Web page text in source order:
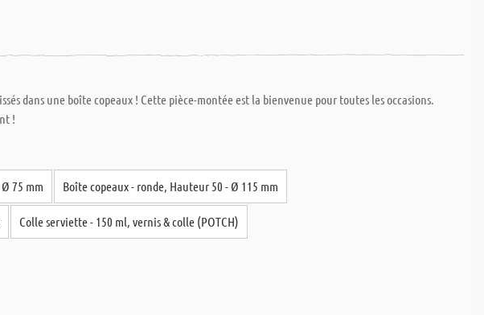
dans une boîte copeaux ! Cette pièce-montée est la bienvenue pour toutes les occasions.
!
75 mm Boîte copeaux - ronde, Hauteur 50 - Ø 115 mm
Colle serviette - 150 ml, vernis & colle (POTCH)